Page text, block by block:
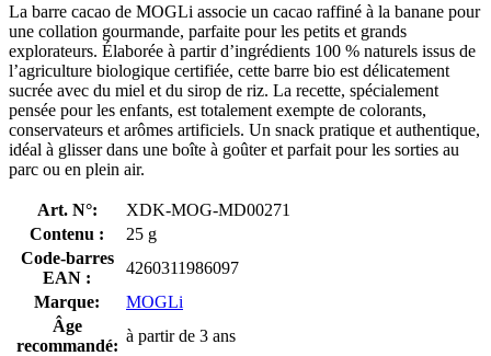
La barre cacao de MOGLi associe un cacao raffiné à la banane pour
une collation gourmande, parfaite pour les petits et grands
explorateurs. Élaborée à partir d’ingrédients 100 % naturels issus de
l’agriculture biologique certifiée, cette barre bio est délicatement
sucrée avec du miel et du sirop de riz. La recette, spécialement
pensée pour les enfants, est totalement exempte de colorants,
conservateurs et arômes artificiels. Un snack pratique et authentique,
idéal à glisser dans une boîte à goûter et parfait pour les sorties au
parc ou en plein air.
Art. N°:
XDK-MOG-MD00271
Contenu :
25 g
Code-barres
EAN :
4260311986097
Marque:
MOGLi
Âge
recommandé:
à partir de 3 ans